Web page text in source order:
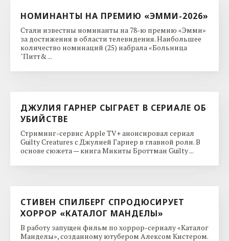
НОМИНАНТЫ НА ПРЕМИЮ «ЭММИ-2026»
Стали известны номинанты на 78-ю премию «Эмми»
за достижения в области телевидения. Наибольшее
количество номинаций (25) набрала «Больница
"Питт& ...
ДЖУЛИЯ ГАРНЕР СЫГРАЕТ В СЕРИАЛЕ ОБ
УБИЙСТВЕ
Стриминг-сервис Apple TV+ анонсировал сериал
Guilty Creatures с Джулией Гарнер в главной роли. В
основе сюжета — книга Микиты Броттман Guilty ...
СТИВЕН СПИЛБЕРГ СПРОДЮСИРУЕТ
ХОРРОР «КАТАЛОГ МАНДЕЛЫ»
В работу запущен фильм по хоррор-сериалу «Каталог
Манделы», созданному ютубером Алексом Кистером.